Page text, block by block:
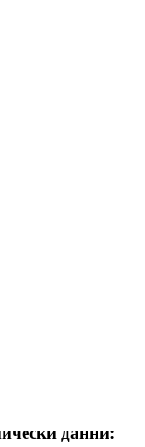
данни: